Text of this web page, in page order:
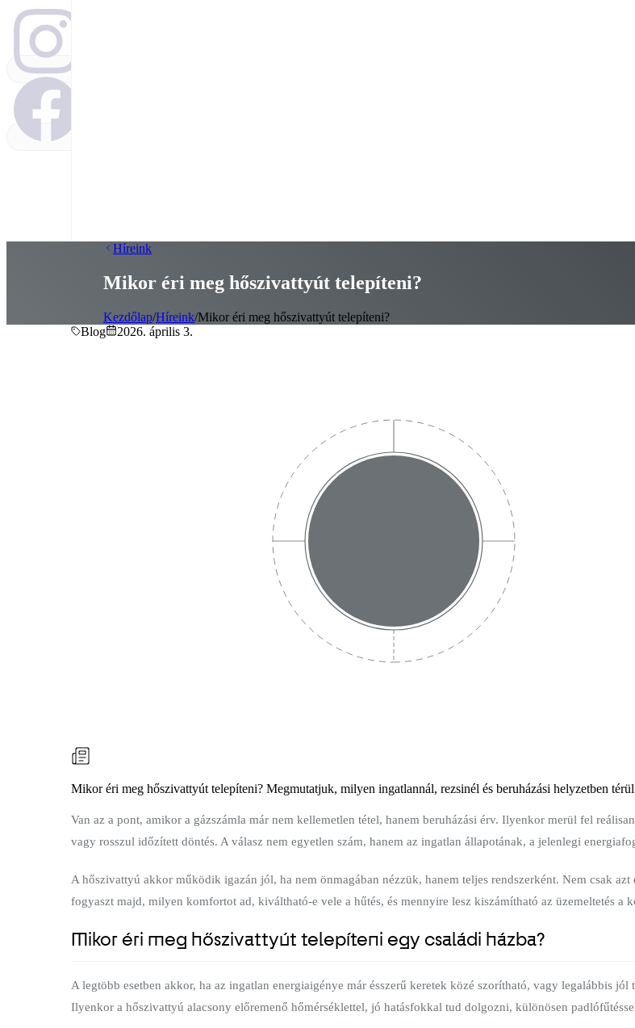
Híreink
Mikor éri meg hőszivattyút telepíteni?
Kezdőlap/Híreink/Mikor éri meg hőszivattyút telepíteni?
Blog
2026. április 3.
Mikor éri meg hőszivattyút telepíteni? Megmutatjuk, milyen ingatlannál, rezsinél és beruházási helyzetben
Van az a pont, amikor a gázszámla már nem kellemetlen tétel, hanem beruházási érv. Ilyenkor merül fel
vagy rosszul időzített döntés. A válasz nem egyetlen szám, hanem az ingatlan állapotának, a jelenlegi
A hőszivattyú akkor működik igazán jól, ha nem önmagában nézzük, hanem teljes rendszerként. Nem csak
fogyaszt majd, milyen komfortot ad, kiváltható-e vele a hűtés, és mennyire lesz kiszámítható az üzemeltetés a
Mikor éri meg hőszivattyút telepíteni egy családi házba?
A legtöbb esetben akkor, ha az ingatlan energiaigénye már ésszerű keretek közé szorítható, vagy legalábbis
Ilyenkor a hőszivattyú alacsony előremenő hőmérséklettel, jó hatásfokkal tud dolgozni, különösen